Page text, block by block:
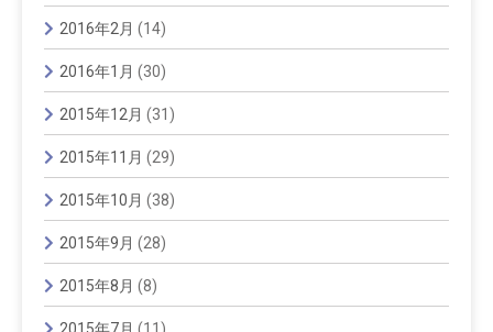
2016年2月 (14)
2016年1月 (30)
2015年12月 (31)
2015年11月 (29)
2015年10月 (38)
2015年9月 (28)
2015年8月 (8)
2015年7月 (11)